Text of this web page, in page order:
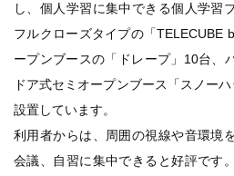
し、個人学習に集中できる個人学習
フルクローズタイプの「TELECUBE
ープンブースの「ドレープ」10台、
ドア式セミオープンブース「スノー
設置しています。
利用者からは、周囲の視線や音環境
会議、自習に集中できると好評です